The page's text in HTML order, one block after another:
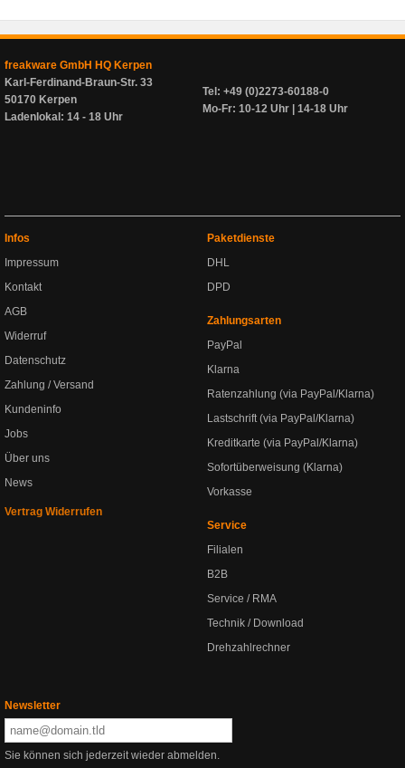
freakware GmbH HQ Kerpen
Karl-Ferdinand-Braun-Str. 33
50170 Kerpen
Ladenlokal: 14 - 18 Uhr
Tel: +49 (0)2273-60188-0
Mo-Fr: 10-12 Uhr | 14-18 Uhr
Infos
Impressum
Kontakt
AGB
Widerruf
Datenschutz
Zahlung / Versand
Kundeninfo
Jobs
Über uns
News
Vertrag Widerrufen
Paketdienste
DHL
DPD
Zahlungsarten
PayPal
Klarna
Ratenzahlung (via PayPal/Klarna)
Lastschrift (via PayPal/Klarna)
Kreditkarte (via PayPal/Klarna)
Sofortüberweisung (Klarna)
Vorkasse
Service
Filialen
B2B
Service / RMA
Technik / Download
Drehzahlrechner
Newsletter
Sie können sich jederzeit wieder abmelden.